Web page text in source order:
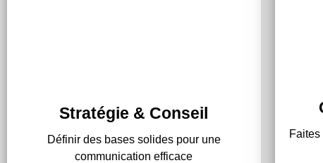
Stratégie & Conseil
Définir des bases solides pour une
communication efficace
Je vous aide à clarifier votre vision, définir
votre stratégie et structurer un plan d'action
aligné avec vos ambitions.